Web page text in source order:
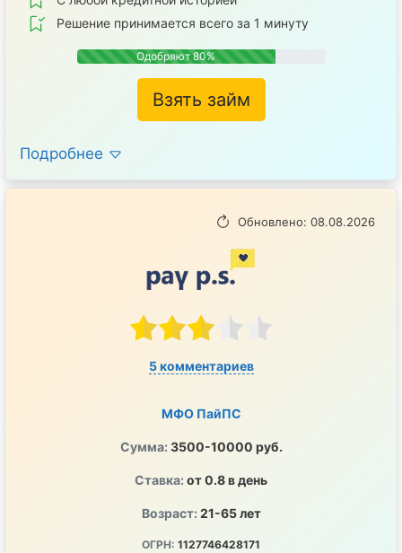
Решение принимается всего за 1 минуту
Одобряют 80%
Взять займ
Подробнее
Обновлено: 08.08.2026
5 комментариев
МФО ПайПС
Сумма: 3500-10000 руб.
Ставка: от 0.8 в день
Возраст: 21-65 лет
ОГРН: 1127746428171